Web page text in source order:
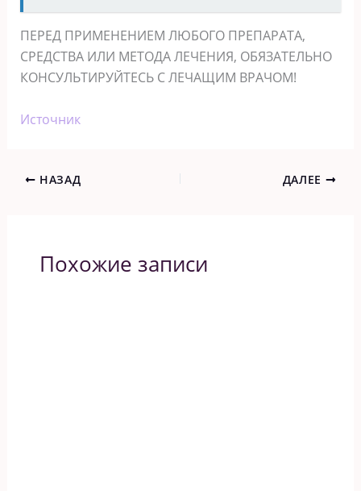
ПЕРЕД ПРИМЕНЕНИЕМ ЛЮБОГО ПРЕПАРАТА,
СРЕДСТВА ИЛИ МЕТОДА ЛЕЧЕНИЯ, ОБЯЗАТЕЛЬНО
КОНСУЛЬТИРУЙТЕСЬ С ЛЕЧАЩИМ ВРАЧОМ!
Источник
НАЗАД ДАЛЕЕ
Похожие записи